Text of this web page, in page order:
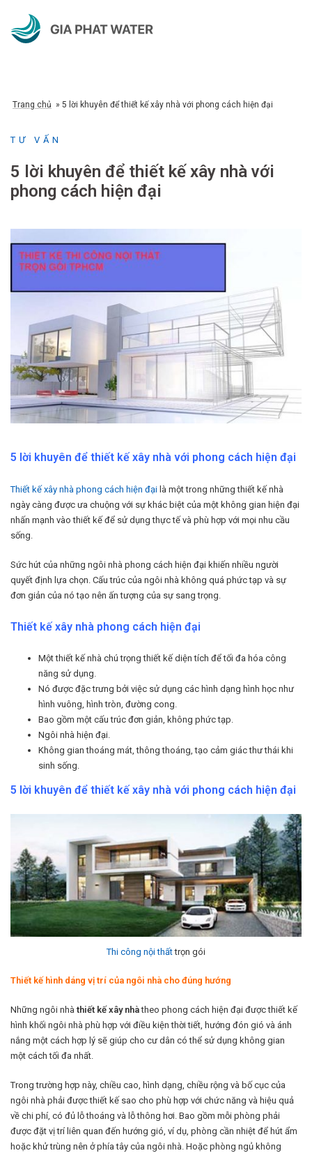
Trang chủ » 5 lời khuyên để thiết kế xây nhà với phong cách hiện đại
TƯ VẤN
5 lời khuyên để thiết kế xây nhà với
phong cách hiện đại
5 lời khuyên để thiết kế xây nhà với phong cách hiện đại
Thiết kế xây nhà phong cách hiện đại là một trong những thiết kế nhà
ngày càng được ưa chuộng với sự khác biệt của một không gian hiện đại
nhấn mạnh vào thiết kế để sử dụng thực tế và phù hợp với mọi nhu cầu
sống.
Sức hút của những ngôi nhà phong cách hiện đại khiến nhiều người
quyết định lựa chọn. Cấu trúc của ngôi nhà không quá phức tạp và sự
đơn giản của nó tạo nên ấn tượng của sự sang trọng.
Thiết kế xây nhà phong cách hiện đại
Một thiết kế nhà chú trọng thiết kế diện tích để tối đa hóa công
năng sử dụng.
Nó được đặc trưng bởi việc sử dụng các hình dạng hình học như
hình vuông, hình tròn, đường cong.
Bao gồm một cấu trúc đơn giản, không phức tạp.
Ngôi nhà hiện đại.
Không gian thoáng mát, thông thoáng, tạo cảm giác thư thái khi
sinh sống.
5 lời khuyên để thiết kế xây nhà với phong cách hiện đại
Thi công nội thấttrọn gói
Thiết kế hình dáng vị trí của ngôi nhà cho đúng hướng
Những ngôi nhà thiết kế xây nhàtheo phong cách hiện đại được thiết kế
hình khối ngôi nhà phù hợp với điều kiện thời tiết, hướng đón gió và ánh
nắng một cách hợp lý sẽ giúp cho cư dân có thể sử dụng không gian
một cách tối đa nhất.
Trong trường hợp này, chiều cao, hình dạng, chiều rộng và bố cục của
ngôi nhà phải được thiết kế sao cho phù hợp với chức năng và hiệu quả
về chi phí, có đủ lỗ thoáng và lỗ thông hơi. Bao gồm mỗi phòng phải
được đặt vị trí liên quan đến hướng gió, ví dụ, phòng cần nhiệt để hút ẩm
hoặc khử trùng nên ở phía tây của ngôi nhà. Hoặc phòng ngủ không